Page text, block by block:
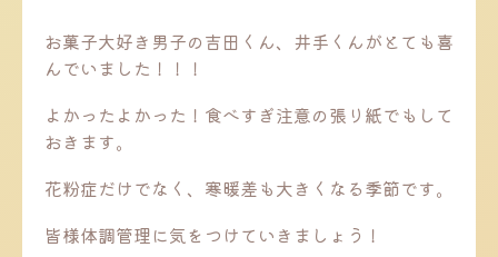
お菓子大好き男子の吉田くん、井手くんがとても喜
んでいました！！！
よかったよかった！食べすぎ注意の張り紙でもして
おきます。
花粉症だけでなく、寒暖差も大きくなる季節です。
皆様体調管理に気をつけていきましょう！